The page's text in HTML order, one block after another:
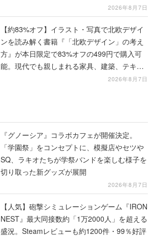
2026年8月7日
【約83%オフ】イラスト・写真で北欧デザイ
ンを読み解く書籍『「北欧デザイン」の考え
方』が本日限定で83%オフの499円で購入可
能。現代でも親しまれる家具、建築、テキス
2026年8月7日
『グノーシア』コラボカフェが開催決定。
「学園祭」をコンセプトに、模擬店やセツや
SQ、ラキオたちが学祭バンドを楽しむ様子を
切り取った新グッズが展開
2026年8月7日
【人気】砲撃シミュレーションゲーム『IRON
NEST』最大同接数約「1万2000人」を超える
盛況。Steamレビューも約1200件・99％好評